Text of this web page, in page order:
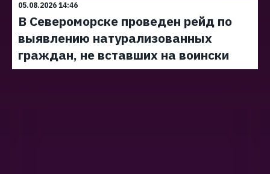
05.08.2026 14:46
В Североморске проведен рейд по
выявлению натурализованных
граждан, не вставших на воински